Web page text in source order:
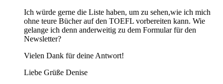
Ich würde gerne die Liste haben, um zu sehen,wie ich mich
ohne teure Bücher auf den TOEFL vorbereiten kann. Wie
gelange ich denn anderweitig zu dem Formular für den
Newsletter?
Vielen Dank für deine Antwort!
Liebe Grüße Denise